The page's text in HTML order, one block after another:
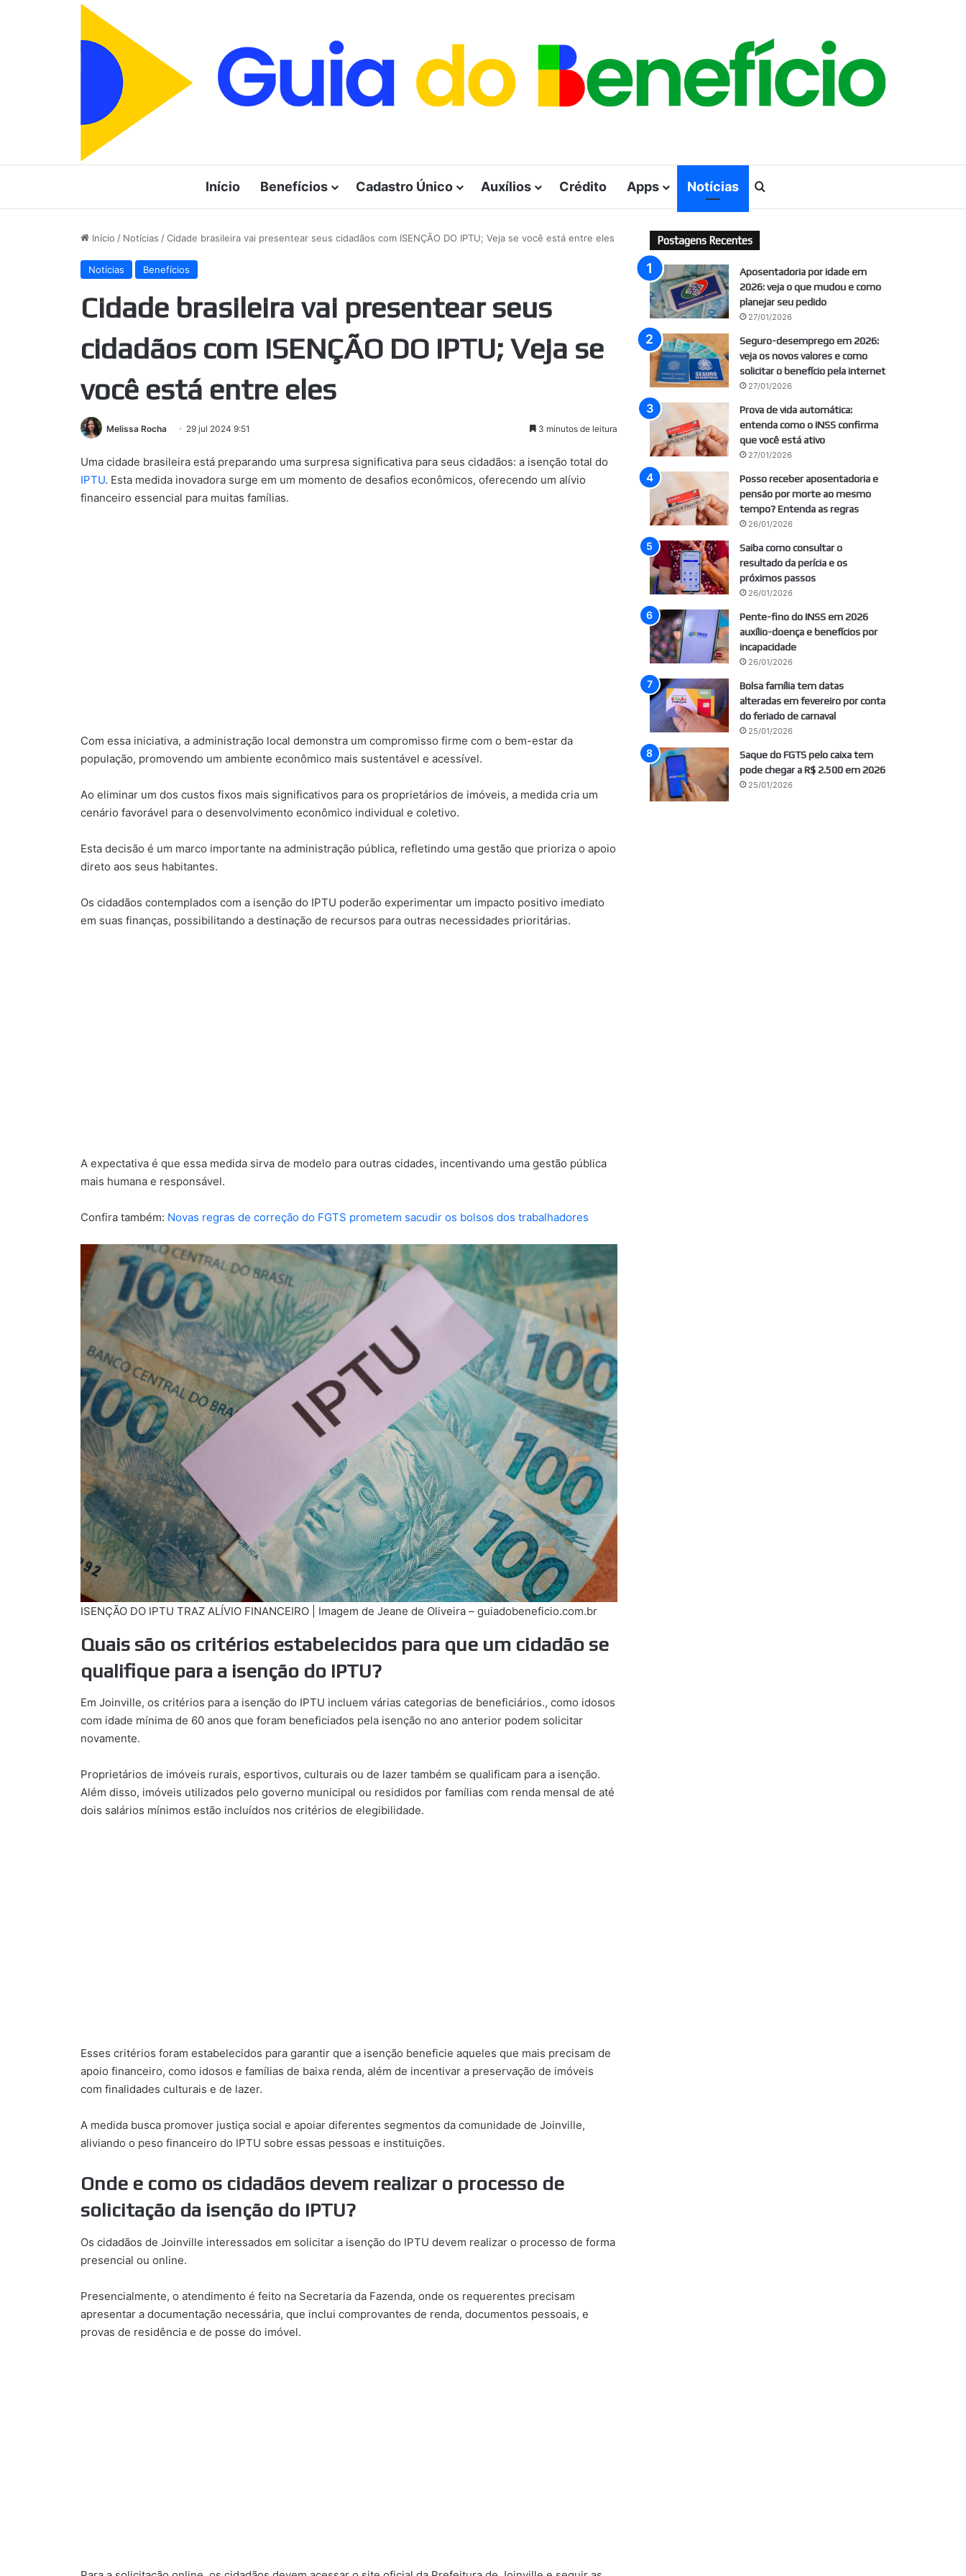
Início Benefícios Cadastro Único Auxílios Crédito Apps Notícias
Início / Notícias /Cidade brasileira vai presentear seus cidadãos com ISENÇÃO DO IPTU; Veja se você está entre eles
Notícias Benefícios
Cidade brasileira vai presentear seus
cidadãos com ISENÇÃO DO IPTU; Veja se
você está entre eles
Melissa Rocha 29 jul 2024 9:51 3 minutos de leitura
Uma cidade brasileira está preparando uma surpresa significativa para seus cidadãos: a isenção total do
IPTU. Esta medida inovadora surge em um momento de desafios econômicos, oferecendo um alívio
financeiro essencial para muitas famílias.
Com essa iniciativa, a administração local demonstra um compromisso firme com o bem-estar da
população, promovendo um ambiente econômico mais sustentável e acessível.
Ao eliminar um dos custos fixos mais significativos para os proprietários de imóveis, a medida cria um
cenário favorável para o desenvolvimento econômico individual e coletivo.
Esta decisão é um marco importante na administração pública, refletindo uma gestão que prioriza o apoio
direto aos seus habitantes.
Os cidadãos contemplados com a isenção do IPTU poderão experimentar um impacto positivo imediato
em suas finanças, possibilitando a destinação de recursos para outras necessidades prioritárias.
A expectativa é que essa medida sirva de modelo para outras cidades, incentivando uma gestão pública
mais humana e responsável.
Confira também: Novas regras de correção do FGTS prometem sacudir os bolsos dos trabalhadores
ISENÇÃO DO IPTU TRAZ ALÍVIO FINANCEIRO | Imagem de Jeane de Oliveira – guiadobeneficio.com.br
Quais são os critérios estabelecidos para que um cidadão se
qualifique para a isenção do IPTU?
Em Joinville, os critérios para a isenção do IPTU incluem várias categorias de beneficiários., como idosos
com idade mínima de 60 anos que foram beneficiados pela isenção no ano anterior podem solicitar
novamente.
Proprietários de imóveis rurais, esportivos, culturais ou de lazer também se qualificam para a isenção.
Além disso, imóveis utilizados pelo governo municipal ou resididos por famílias com renda mensal de até
dois salários mínimos estão incluídos nos critérios de elegibilidade.
Esses critérios foram estabelecidos para garantir que a isenção beneficie aqueles que mais precisam de
apoio financeiro, como idosos e famílias de baixa renda, além de incentivar a preservação de imóveis
com finalidades culturais e de lazer.
A medida busca promover justiça social e apoiar diferentes segmentos da comunidade de Joinville,
aliviando o peso financeiro do IPTU sobre essas pessoas e instituições.
Onde e como os cidadãos devem realizar o processo de
solicitação da isenção do IPTU?
Os cidadãos de Joinville interessados em solicitar a isenção do IPTU devem realizar o processo de forma
presencial ou online.
Presencialmente, o atendimento é feito na Secretaria da Fazenda, onde os requerentes precisam
apresentar a documentação necessária, que inclui comprovantes de renda, documentos pessoais, e
provas de residência e de posse do imóvel.
Postagens Recentes
Aposentadoria por idade em
2026: veja o que mudou e como
planejar seu pedido
27/01/2026
Seguro-desemprego em 2026:
veja os novos valores e como
solicitar o benefício pela internet
27/01/2026
Prova de vida automática:
entenda como o INSS confirma
que você está ativo
27/01/2026
Posso receber aposentadoria e
pensão por morte ao mesmo
tempo? Entenda as regras
26/01/2026
Saiba como consultar o
resultado da perícia e os
próximos passos
26/01/2026
Pente-fino do INSS em 2026
auxílio-doença e benefícios por
incapacidade
26/01/2026
Bolsa família tem datas
alteradas em fevereiro por conta
do feriado de carnaval
25/01/2026
Saque do FGTS pelo caixa tem
pode chegar a R$ 2.500 em 2026
25/01/2026